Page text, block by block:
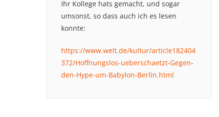
Ihr Kollege hats gemacht, und sogar
umsonst, so dass auch ich es lesen
konnte:
https://www.welt.de/kultur/article182404
372/Hoffnungslos-ueberschaetzt-Gegen-
den-Hype-um-Babylon-Berlin.html